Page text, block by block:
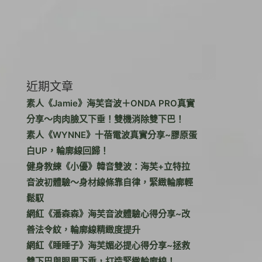
近期文章
素人《Jamie》海芙音波＋ONDA PRO真實
分享～肉肉臉又下垂！雙機消除雙下巴！
素人《WYNNE》十蓓電波真實分享~膠原蛋
白UP，輪廓線回歸！
健身教練《小優》韓音雙波：海芙+立特拉
音波初體驗～身材線條靠自律，緊緻輪廓輕
鬆馭
網紅《潘森森》海芙音波體驗心得分享~改
善法令紋，輪廓線精緻度提升
網紅《睡睡子》海芙媚必提心得分享~拯救